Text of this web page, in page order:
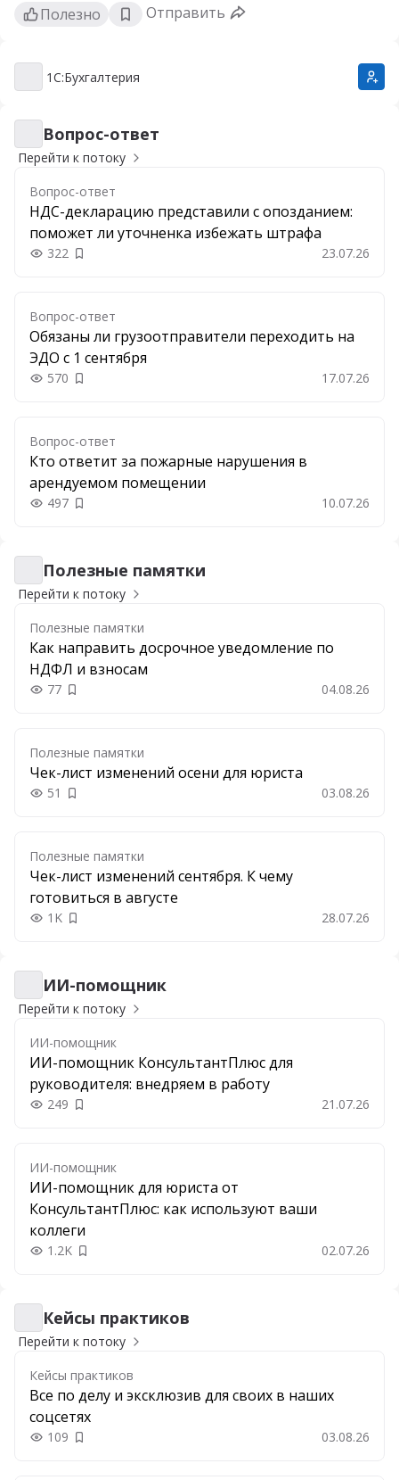
Полезно Отправить
1С:Бухгалтерия
1С:Бухгалтерия
Вопрос-ответ
Вопрос-ответ
Перейти к потоку
Вопрос-ответ
НДС-декларацию представили с опозданием:
поможет ли уточненка избежать штрафа
322 Добавить в закладки 23.07.26
Вопрос-ответ
Обязаны ли грузоотправители переходить на
ЭДО с 1 сентября
570 Добавить в закладки 17.07.26
Вопрос-ответ
Кто ответит за пожарные нарушения в
арендуемом помещении
497 Добавить в закладки 10.07.26
Полезные памятки
Полезные памятки
Перейти к потоку
Полезные памятки
Как направить досрочное уведомление по
НДФЛ и взносам
77 Добавить в закладки 04.08.26
Полезные памятки
Чек-лист изменений осени для юриста
51 Добавить в закладки 03.08.26
Полезные памятки
Чек-лист изменений сентября. К чему
готовиться в августе
1K Добавить в закладки 28.07.26
ИИ-помощник
ИИ-помощник
Перейти к потоку
ИИ-помощник
ИИ-помощник КонсультантПлюс для
руководителя: внедряем в работу
249 Добавить в закладки 21.07.26
ИИ-помощник
ИИ-помощник для юриста от
КонсультантПлюс: как используют ваши
коллеги
1.2K Добавить в закладки 02.07.26
Кейсы практиков
Кейсы практиков
Перейти к потоку
Кейсы практиков
Все по делу и эксклюзив для своих в наших
соцсетях
109 Добавить в закладки 03.08.26